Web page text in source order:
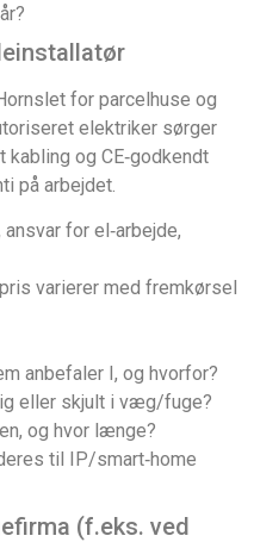
for parcelhuse og
elektriker sørger
og CE‑godkendt
på arbejdet.
for el‑arbejde,
varierer med fremkørsel
anbefaler I, og hvorfor?
eller skjult i væg/fuge?
og hvor længe?
til IP/smart‑home
(f.eks. ved